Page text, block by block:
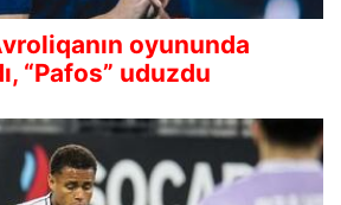
oyununda
“Pafos” uduzdu